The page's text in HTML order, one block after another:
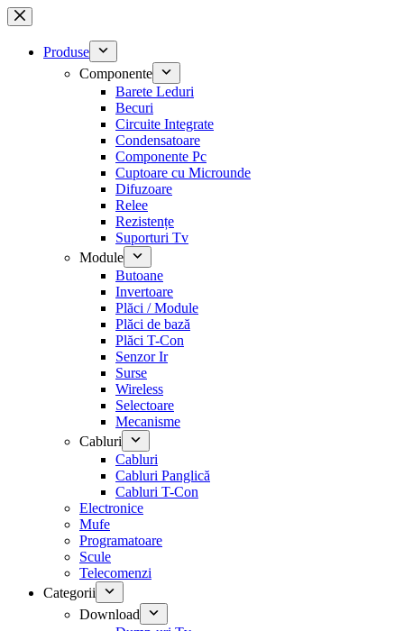
Sari
la
conținutProduse
Componente
Barete Leduri
Becuri
Circuite Integrate
Condensatoare
Componente Pc
Cuptoare cu Microunde
Difuzoare
Relee
Rezistențe
Suporturi Tv
Module
Butoane
Invertoare
Plăci / Module
Plăci de bază
Plăci T-Con
Senzor Ir
Surse
Wireless
Selectoare
Mecanisme
Cabluri
Cabluri
Cabluri Panglică
Cabluri T-Con
Electronice
Mufe
Programatoare
Scule
Telecomenzi
Categorii
Download